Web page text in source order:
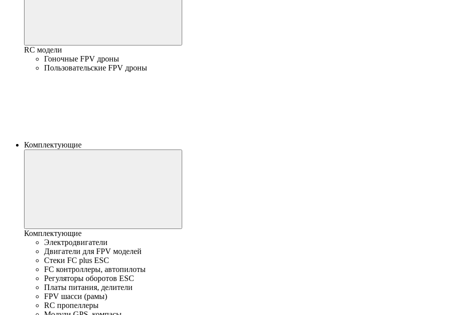
RC модели
Гоночные FPV дроны
Пользовательские FPV дроны
Комплектующие
Комплектующие
Электродвигатели
Двигатели для FPV моделей
Стеки FC plus ESC
FC контроллеры, автопилоты
Регуляторы оборотов ESC
Платы питания, делители
FPV шасси (рамы)
RC пропеллеры